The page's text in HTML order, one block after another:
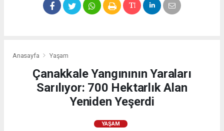
Anasayfa Yaşam
Çanakkale Yangınının Yaraları
Sarılıyor: 700 Hektarlık Alan
Yeniden Yeşerdi
YAŞAM